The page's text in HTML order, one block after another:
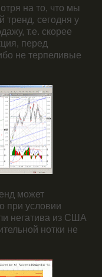
на то, что мы
сегодня у
т.е. скорее
перед
не терпеливые
может
при условии
негатива из США
нотки не